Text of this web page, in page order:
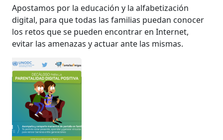
Apostamos por la educación y la alfabetización
digital, para que todas las familias puedan conocer
los retos que se pueden encontrar en Internet,
evitar las amenazas y actuar ante las mismas.